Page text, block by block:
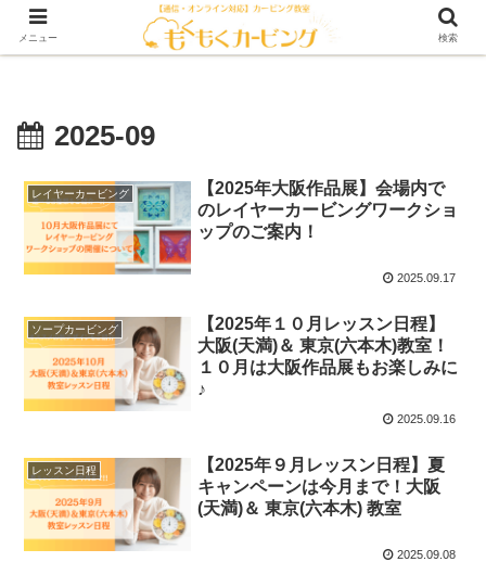
2025-09
レイヤーカービング
【2025年大阪作品展】会場内で
のレイヤーカービングワークショ
ップのご案内！
2025.09.17
ソープカービング
【2025年１０月レッスン日程】
大阪(天満)＆ 東京(六本木)教室！
１０月は大阪作品展もお楽しみに
♪
2025.09.16
レッスン日程
【2025年９月レッスン日程】夏
キャンペーンは今月まで！大阪
(天満)＆ 東京(六本木) 教室
2025.09.08
メニュー 検索